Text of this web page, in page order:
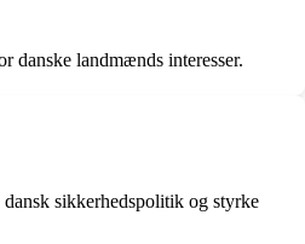
danske landmænds interesser.
sikkerhedspolitik og styrke